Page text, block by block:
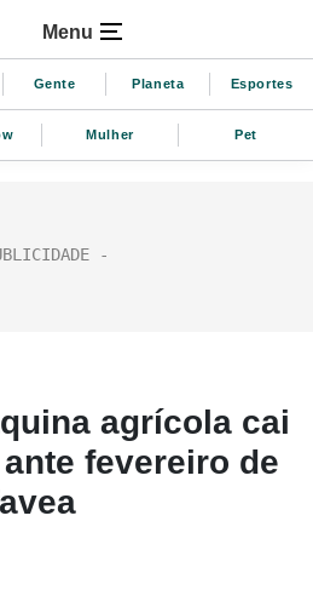
Menu
Gente Planeta Esportes
Mulher Pet
agrícola cai
fevereiro de